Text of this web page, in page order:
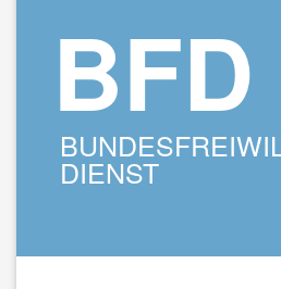
BFD
DIENST